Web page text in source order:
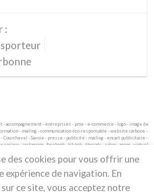
:
accompagnement - entreprises - pme - e-commerce - logo - image de
- mailing - communication éco-responsable - website carbone -
Courchevel - Savoie - presse - publicité - mailing - encart publicitaire -
sociaux - instagram - facebook - tik tok - threads - salon - zoom - virtuel -
Ocsite Communication est fière de
un site responsable
des cookies pour vous offrir une
expérience de navigation. En
ce site, vous acceptez notre